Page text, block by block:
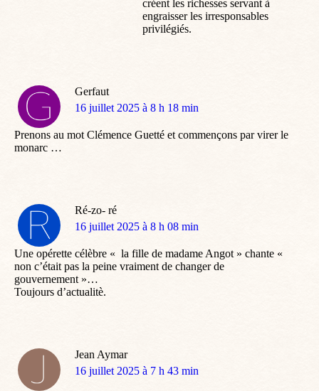
créent les richesses servant à
engraisser les irresponsables
privilégiés.
Gerfaut
dit
16 juillet 2025 à 8 h 18 min
Prenons au mot Clémence Guetté et commençons par virer le
monarc …
Ré-zo- ré
dit
16 juillet 2025 à 8 h 08 min
Une opérette célèbre « la fille de madame Angot » chante «
non c’était pas la peine vraiment de changer de
gouvernement »…
Toujours d’actualitè.
Jean Aymar
dit
16 juillet 2025 à 7 h 43 min